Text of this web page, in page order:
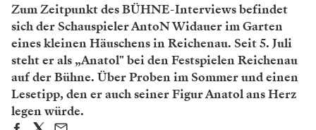
Zum Zeitpunkt des BÜHNE-Interviews befindet
sich der Schauspieler AntoN Widauer im Garten
eines kleinen Häuschens in Reichenau. Seit 5. Juli
steht er als „Anatol" bei den Festspielen Reichenau
auf der Bühne. Über Proben im Sommer und einen
Lesetipp, den er auch seiner Figur Anatol ans Herz
legen würde.